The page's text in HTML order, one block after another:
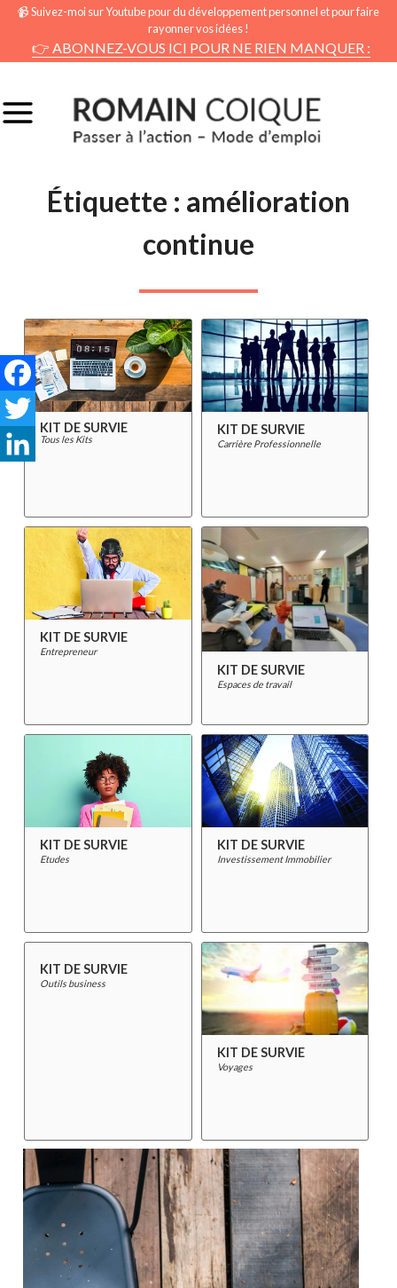
📹 Suivez-moi sur Youtube pour du développement personnel et pour faire
rayonner vos idées !
👉 ABONNEZ-VOUS ICI POUR NE RIEN MANQUER :
Étiquette : amélioration
continue
KIT DE SURVIE
Tous les Kits
KIT DE SURVIE
Carrière Professionnelle
KIT DE SURVIE
Entrepreneur
KIT DE SURVIE
Espaces de travail
KIT DE SURVIE
Etudes
KIT DE SURVIE
Investissement Immobilier
KIT DE SURVIE
Outils business
KIT DE SURVIE
Voyages
Facebook
Twitter